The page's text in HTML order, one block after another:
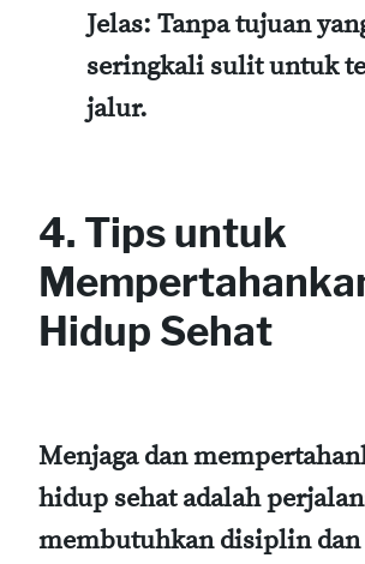
Jelas: Tanpa tujuan
seringkali sulit untuk
jalur.
4. Tips untuk
Hidup Sehat
Menjaga dan
hidup sehat adalah
membutuhkan disiplin dan